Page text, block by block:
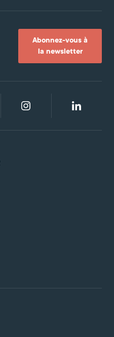
Abonnez-vous à
la newsletter